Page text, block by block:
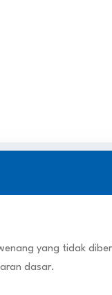
yang tidak
dasar.